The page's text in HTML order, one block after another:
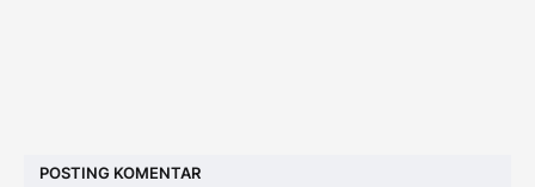
POSTING KOMENTAR